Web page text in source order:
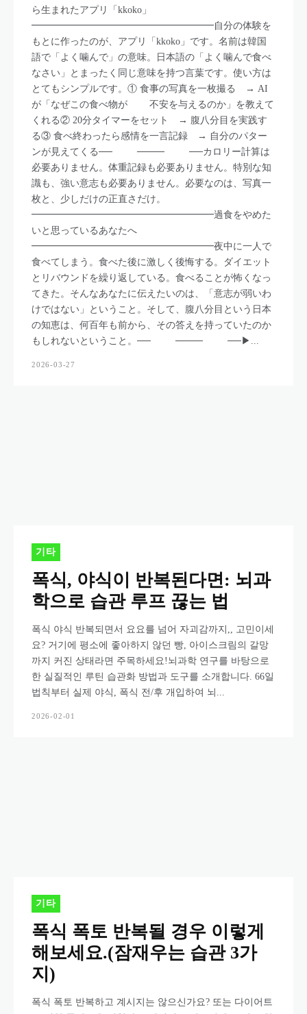
ら生まれたアプリ「kkoko」
━━━━━━━━━━━━━━━━━━━自分の体験を
もとに作ったのが、アプリ「kkoko」です。名前は韓国
語で「よく噛んで」の意味。日本語の「よく噛んで食べ
なさい」とまったく同じ意味を持つ言葉です。使い方は
とてもシンプルです。① 食事の写真を一枚撮る → AI
が「なぜこの食べ物が 不安を与えるのか」を教えて
くれる② 20分タイマーをセット → 腹八分目を実践す
る③ 食べ終わったら感情を一言記録 → 自分のパター
ンが見えてくる── ──── ──カロリー計算は
必要ありません。体重記録も必要ありません。特別な知
識も、強い意志も必要ありません。必要なのは、写真一
枚と、少しだけの正直さだけ。
━━━━━━━━━━━━━━━━━━━過食をやめた
いと思っているあなたへ
━━━━━━━━━━━━━━━━━━━夜中に一人で
食べてしまう。食べた後に激しく後悔する。ダイエット
とリバウンドを繰り返している。食べることが怖くなっ
てきた。そんなあなたに伝えたいのは、「意志が弱いわ
けではない」ということ。そして、腹八分目という日本
の知恵は、何百年も前から、その答えを持っていたのか
もしれないということ。── ──── ──▶...
2026-03-27
기타
폭식, 야식이 반복된다면: 뇌과
학으로 습관 루프 끊는 법
폭식 야식 반복되면서 요요를 넘어 자괴감까지,, 고민이세
요? 거기에 평소에 좋아하지 않던 빵, 아이스크림의 갈망
까지 커진 상태라면 주목하세요!뇌과학 연구를 바탕으로
한 실질적인 루틴 습관화 방법과 도구를 소개합니다. 66일
법칙부터 실제 야식, 폭식 전/후 개입하여 뇌...
2026-02-01
기타
폭식 폭토 반복될 경우 이렇게
해보세요.(잠재우는 습관 3가
지)
폭식 폭토 반복하고 계시지는 않으신가요? 또는 다이어트